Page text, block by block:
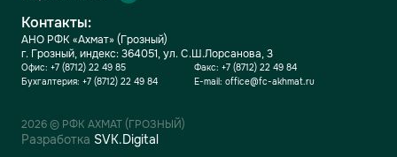
Контакты:
АНО РФК «Ахмат» (Грозный)
г. Грозный, индекс: 364051, ул. С.Ш.Лорсанова, 3
Офис: +7 (8712) 22 49 85
Бухгалтерия: +7 (8712) 22 49 84
Факс: +7 (8712) 22 49 84
E-mail: office@fc-akhmat.ru
2026 © РФК АХМАТ (ГРОЗНЫЙ)
Разработка SVK.Digital